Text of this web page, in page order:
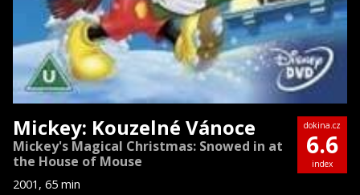
Mickey: Kouzelné Vánoce
Mickey's Magical Christmas: Snowed in at
the House of Mouse
2001, 65 min
dokina.cz
6.6
index